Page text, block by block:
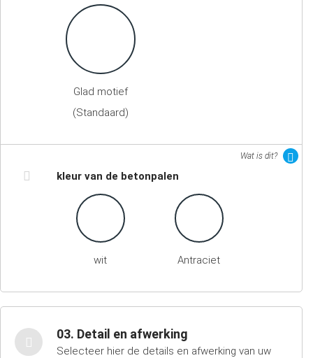
Glad motief
(Standaard)
Wat is dit?
kleur van de betonpalen
wit Antraciet
03. Detail en afwerking
Selecteer hier de details en afwerking van uw